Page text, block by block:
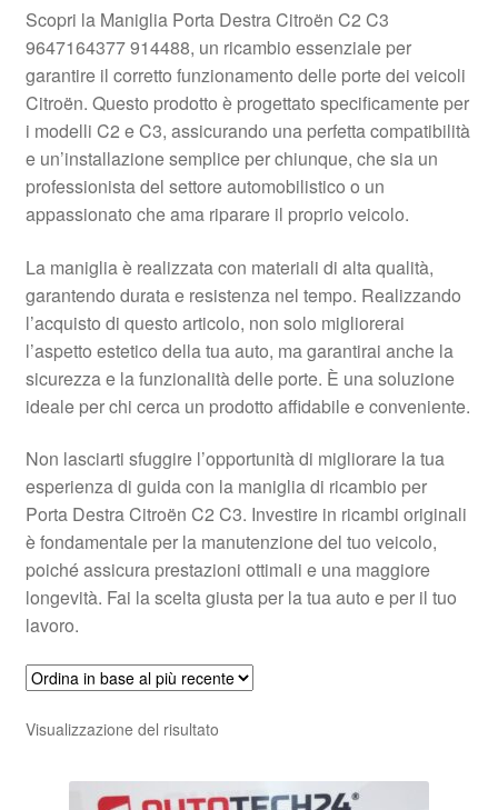
Il mio account
Pagamenti
Politica sulla riservatezza
Procedura di Reclamo
Rimostranza
Spedizione in tutto il mondo
Scopri la Maniglia Porta Destra Citroën C2 C3
9647164377 914488, un ricambio essenziale per
garantire il corretto funzionamento delle porte dei veicoli
Citroën. Questo prodotto è progettato specificamente per
i modelli C2 e C3, assicurando una perfetta compatibilità
e un’installazione semplice per chiunque, che sia un
professionista del settore automobilistico o un
appassionato che ama riparare il proprio veicolo.
La maniglia è realizzata con materiali di alta qualità,
garantendo durata e resistenza nel tempo. Realizzando
l’acquisto di questo articolo, non solo migliorerai
l’aspetto estetico della tua auto, ma garantirai anche la
sicurezza e la funzionalità delle porte. È una soluzione
ideale per chi cerca un prodotto affidabile e conveniente.
Non lasciarti sfuggire l’opportunità di migliorare la tua
esperienza di guida con la maniglia di ricambio per
Porta Destra Citroën C2 C3. Investire in ricambi originali
è fondamentale per la manutenzione del tuo veicolo,
poiché assicura prestazioni ottimali e una maggiore
longevità. Fai la scelta giusta per la tua auto e per il tuo
lavoro.
Visualizzazione del risultato